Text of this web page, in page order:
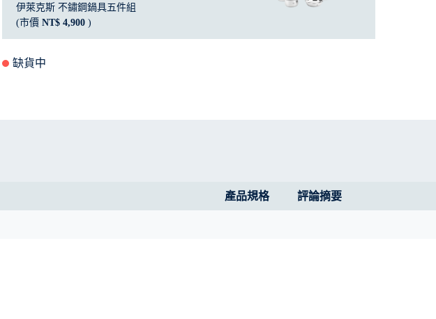
伊萊克斯 不鏽鋼鍋具五件組
(市價 NT$ 4,900 )
缺貨中
產品規格 評論摘要